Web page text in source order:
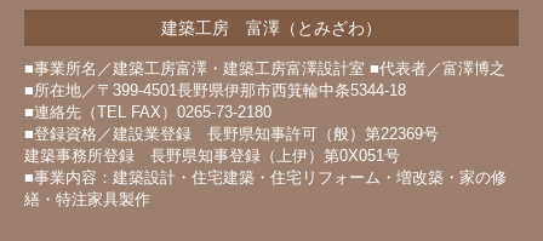
建築工房 富澤（とみざわ）
■事業所名／建築工房富澤・建築工房富澤設計室 ■代表者／富澤博之
■所在地／〒399-4501長野県伊那市西箕輪中条5344-18
■連絡先（TEL FAX）0265-73-2180
■登録資格／建設業登録 長野県知事許可（般）第22369号
建築事務所登録 長野県知事登録（上伊）第0X051号
■事業内容：建築設計・住宅建築・住宅リフォーム・増改築・家の修
繕・特注家具製作